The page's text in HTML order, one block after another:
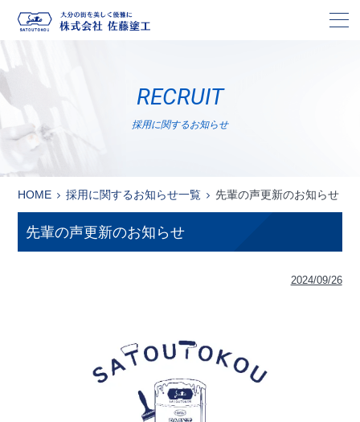
RECRUIT
採用に関するお知らせ
HOME 採用に関するお知らせ一覧 先輩の声更新のお知らせ
先輩の声更新のお知らせ
2024/09/26